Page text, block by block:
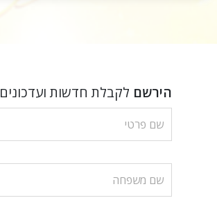
הירשם לקבלת חדשות ועדכונים